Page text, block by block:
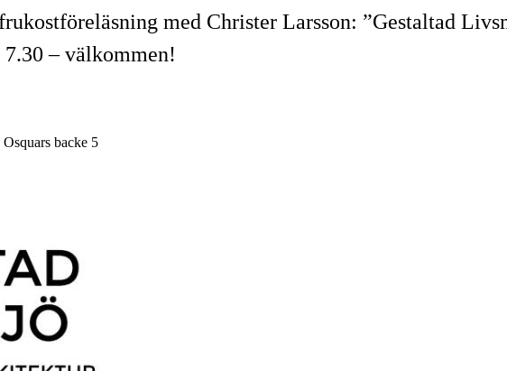
med Christer Larsson: ”Gestaltad
– välkommen!
backe 5